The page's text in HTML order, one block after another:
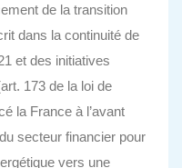
de la transition
dans la continuité de
et des initiatives
173 de la loi de
la France à l’avant
secteur financier pour
vers une